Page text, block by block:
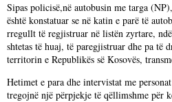
Sipas policisë,në autobusin me targa
është konstatuar se në katin e parë të
rregullt të regjistruar në listën zyrtare,
shtetas të huaj, të paregjistruar dhe pa të
territorin e Republikës së Kosovës,
Hetimet e para dhe intervistat me
tregojnë një përpjekje të qëllimshme për